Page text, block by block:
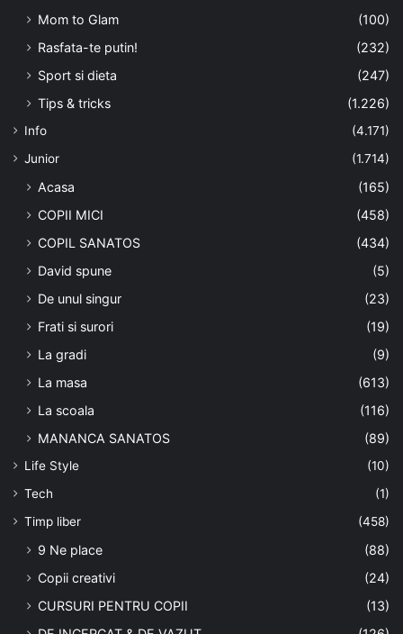
Mom to Glam
(100)
Rasfata-te putin!
(232)
Sport si dieta
(247)
Tips & tricks
(1.226)
Info
(4.171)
Junior
(1.714)
Acasa
(165)
COPII MICI
(458)
COPIL SANATOS
(434)
David spune
(5)
De unul singur
(23)
Frati si surori
(19)
La gradi
(9)
La masa
(613)
La scoala
(116)
MANANCA SANATOS
(89)
Life Style
(10)
Tech
(1)
Timp liber
(458)
9 Ne place
(88)
Copii creativi
(24)
CURSURI PENTRU COPII
(13)